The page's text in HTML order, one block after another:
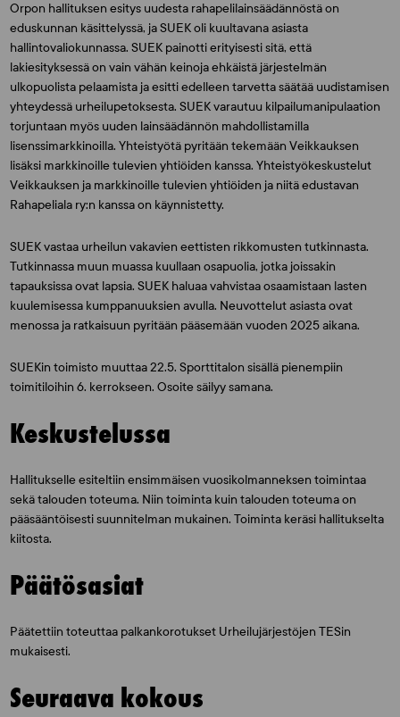
Orpon hallituksen esitys uudesta rahapelilainsäädännöstä on
eduskunnan käsittelyssä, ja SUEK oli kuultavana asiasta
hallintovaliokunnassa. SUEK painotti erityisesti sitä, että
lakiesityksessä on vain vähän keinoja ehkäistä järjestelmän
ulkopuolista pelaamista ja esitti edelleen tarvetta säätää uudistamisen
yhteydessä urheilupetoksesta. SUEK varautuu kilpailumanipulaation
torjuntaan myös uuden lainsäädännön mahdollistamilla
lisenssimarkkinoilla. Yhteistyötä pyritään tekemään Veikkauksen
lisäksi markkinoille tulevien yhtiöiden kanssa. Yhteistyökeskustelut
Veikkauksen ja markkinoille tulevien yhtiöiden ja niitä edustavan
Rahapeliala ry:n kanssa on käynnistetty.
SUEK vastaa urheilun vakavien eettisten rikkomusten tutkinnasta.
Tutkinnassa muun muassa kuullaan osapuolia, jotka joissakin
tapauksissa ovat lapsia. SUEK haluaa vahvistaa osaamistaan lasten
kuulemisessa kumppanuuksien avulla. Neuvottelut asiasta ovat
menossa ja ratkaisuun pyritään pääsemään vuoden 2025 aikana.
SUEKin toimisto muuttaa 22.5. Sporttitalon sisällä pienempiin
toimitiloihin 6. kerrokseen. Osoite säilyy samana.
Keskustelussa
Hallitukselle esiteltiin ensimmäisen vuosikolmanneksen toimintaa
sekä talouden toteuma. Niin toiminta kuin talouden toteuma on
pääsääntöisesti suunnitelman mukainen. Toiminta keräsi hallitukselta
kiitosta.
Päätösasiat
Päätettiin toteuttaa palkankorotukset Urheilujärjestöjen TESin
mukaisesti.
Seuraava kokous